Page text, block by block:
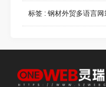
标签 :钢材外贸多语言